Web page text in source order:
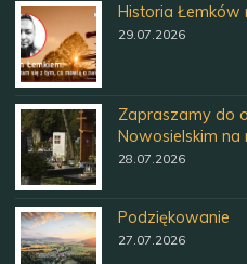
Historia Łemków
29.07.2026
Zapraszamy do
Nowosielskim na
28.07.2026
Podziękowanie
27.07.2026